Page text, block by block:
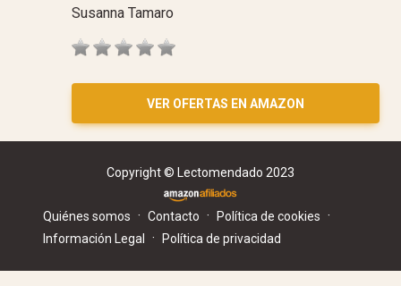
Susanna Tamaro
VER OFERTAS EN AMAZON
Copyright © Lectomendado 2023
Quiénes somos · Contacto · Política de cookies ·
Información Legal · Política de privacidad